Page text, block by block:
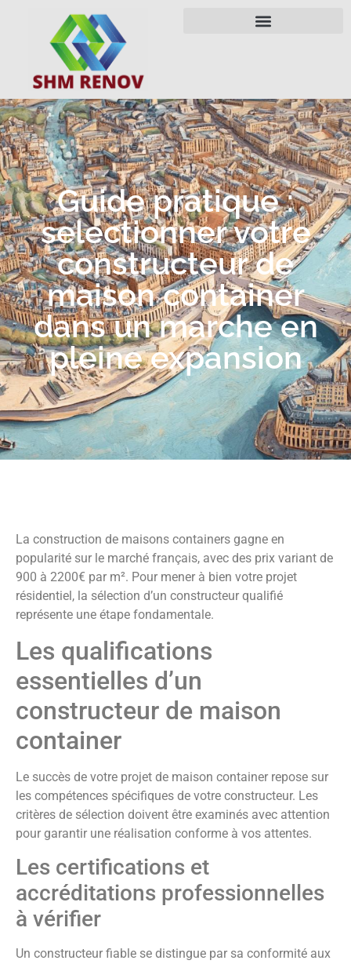
Guide pratique :
selectionner votre
constructeur de
maison container
dans un marche en
pleine expansion
La construction de maisons containers gagne en
popularité sur le marché français, avec des prix variant de
900 à 2200€ par m². Pour mener à bien votre projet
résidentiel, la sélection d’un constructeur qualifié
représente une étape fondamentale.
Les qualifications
essentielles d’un
constructeur de maison
container
Le succès de votre projet de maison container repose sur
les compétences spécifiques de votre constructeur. Les
critères de sélection doivent être examinés avec attention
pour garantir une réalisation conforme à vos attentes.
Les certifications et
accréditations professionnelles
à vérifier
Un constructeur fiable se distingue par sa conformité aux